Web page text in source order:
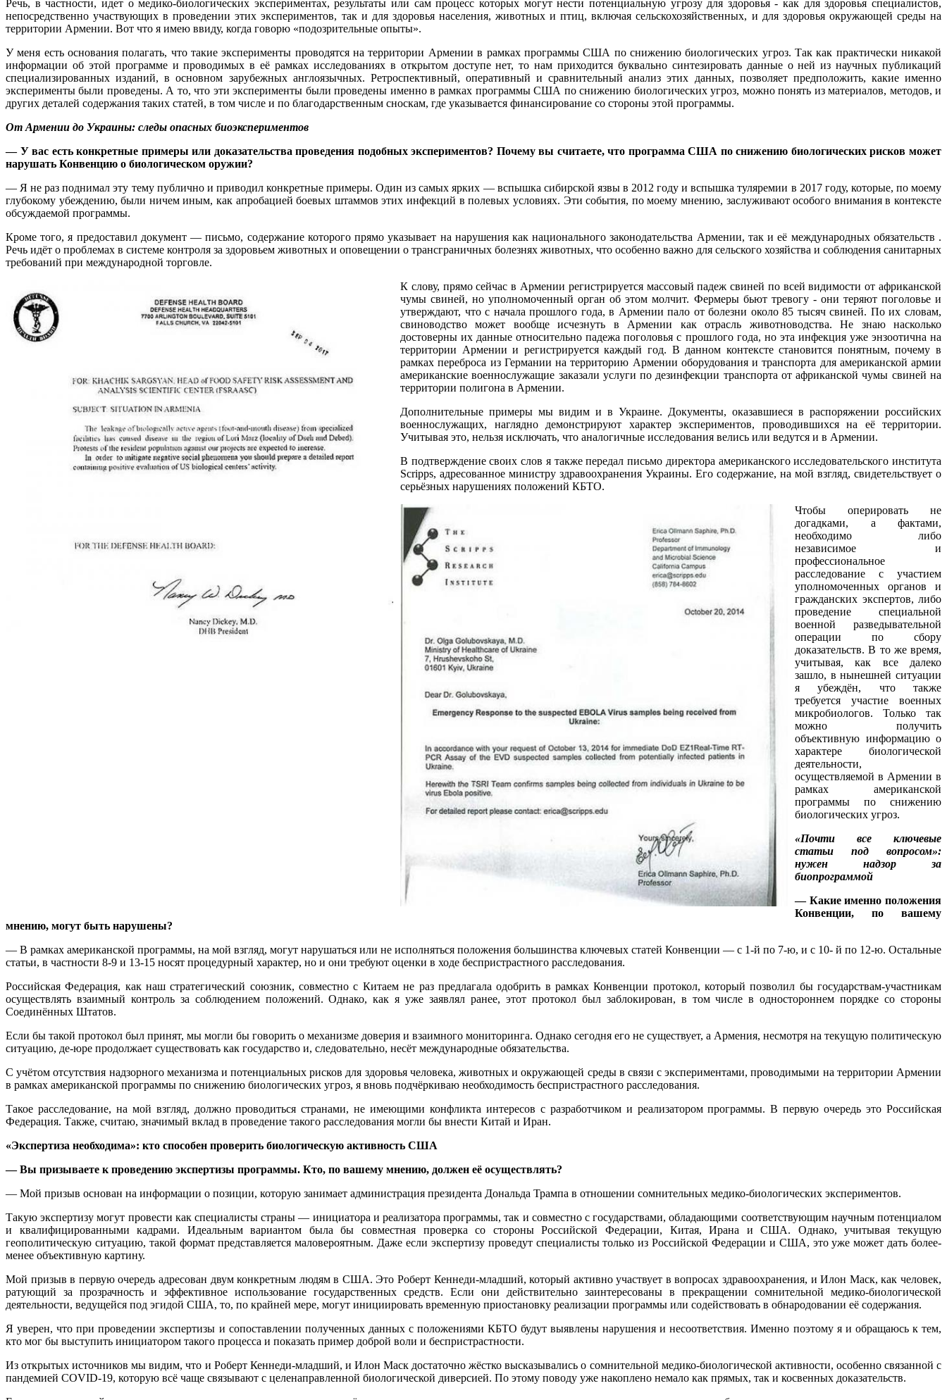
Речь, в частности, идет о медико-биологических экспериментах, результаты или сам процесс которых могут нести потенциальную угрозу для здоровья - как для здоровья специалистов,
непосредственно участвующих в проведении этих экспериментов, так и для здоровья населения, животных и птиц, включая сельскохозяйственных, и для здоровья окружающей среды на
территории Армении. Вот что я имею ввиду, когда говорю «подозрительные опыты».
У меня есть основания полагать, что такие эксперименты проводятся на территории Армении в рамках программы США по снижению биологических угроз. Так как практически никакой
информации об этой программе и проводимых в её рамках исследованиях в открытом доступе нет, то нам приходится буквально синтезировать данные о ней из научных публикаций
специализированных изданий, в основном зарубежных англоязычных. Ретроспективный, оперативный и сравнительный анализ этих данных, позволяет предположить, какие именно
эксперименты были проведены. А то, что эти эксперименты были проведены именно в рамках программы США по снижению биологических угроз, можно понять из материалов, методов, и
других деталей содержания таких статей, в том числе и по благодарственным сноскам, где указывается финансирование со стороны этой программы.
От Армении до Украины: следы опасных биоэкспериментов
— У вас есть конкретные примеры или доказательства проведения подобных экспериментов? Почему вы считаете, что программа США по снижению биологических рисков может
нарушать Конвенцию о биологическом оружии?
— Я не раз поднимал эту тему публично и приводил конкретные примеры. Один из самых ярких — вспышка сибирской язвы в 2012 году и вспышка туляремии в 2017 году, которые, по моему
глубокому убеждению, были ничем иным, как апробацией боевых штаммов этих инфекций в полевых условиях. Эти события, по моему мнению, заслуживают особого внимания в контексте
обсуждаемой программы.
Кроме того, я предоставил документ — письмо, содержание которого прямо указывает на нарушения как национального законодательства Армении, так и её международных обязательств .
Речь идёт о проблемах в системе контроля за здоровьем животных и оповещении о трансграничных болезнях животных, что особенно важно для сельского хозяйства и соблюдения санитарных
требований при международной торговле.
К слову, прямо сейчас в Армении регистрируется массовый падеж свиней по всей видимости от африканской
чумы свиней, но уполномоченный орган об этом молчит. Фермеры бьют тревогу - они теряют поголовье и
утверждают, что с начала прошлого года, в Армении пало от болезни около 85 тысяч свиней. По их словам,
свиноводство может вообще исчезнуть в Армении как отрасль животноводства. Не знаю насколько
достоверны их данные относительно падежа поголовья с прошлого года, но эта инфекция уже энзоотична на
территории Армении и регистрируется каждый год. В данном контексте становится понятным, почему в
рамках переброса из Германии на территорию Армении оборудования и транспорта для американской армии
американские военнослужащие заказали услуги по дезинфекции транспорта от африканской чумы свиней на
территории полигона в Армении.
Дополнительные примеры мы видим и в Украине. Документы, оказавшиеся в распоряжении российских
военнослужащих, наглядно демонстрируют характер экспериментов, проводившихся на её территории.
Учитывая это, нельзя исключать, что аналогичные исследования велись или ведутся и в Армении.
В подтверждение своих слов я также передал письмо директора американского исследовательского института
Scripps, адресованное министру здравоохранения Украины. Его содержание, на мой взгляд, свидетельствует о
серьёзных нарушениях положений КБТО.
Чтобы оперировать не
догадками, а фактами,
необходимо либо
независимое и
профессиональное
расследование с участием
уполномоченных органов и
гражданских экспертов, либо
проведение специальной
военной разведывательной
операции по сбору
доказательств. В то же время,
учитывая, как все далеко
зашло, в нынешней ситуации
я убеждён, что также
требуется участие военных
микробиологов. Только так
можно получить
объективную информацию о
характере биологической
деятельности,
осуществляемой в Армении в
рамках американской
программы по снижению
биологических угроз.
«Почти все ключевые
статьи под вопросом»:
нужен надзор за
биопрограммой
— Какие именно положения
Конвенции, по вашему
мнению, могут быть нарушены?
— В рамках американской программы, на мой взгляд, могут нарушаться или не исполняться положения большинства ключевых статей Конвенции — с 1-й по 7-ю, и с 10- й по 12-ю. Остальные
статьи, в частности 8-9 и 13-15 носят процедурный характер, но и они требуют оценки в ходе беспристрастного расследования.
Российская Федерация, как наш стратегический союзник, совместно с Китаем не раз предлагала одобрить в рамках Конвенции протокол, который позволил бы государствам-участникам
осуществлять взаимный контроль за соблюдением положений. Однако, как я уже заявлял ранее, этот протокол был заблокирован, в том числе в одностороннем порядке со стороны
Соединённых Штатов.
Если бы такой протокол был принят, мы могли бы говорить о механизме доверия и взаимного мониторинга. Однако сегодня его не существует, а Армения, несмотря на текущую политическую
ситуацию, де-юре продолжает существовать как государство и, следовательно, несёт международные обязательства.
С учётом отсутствия надзорного механизма и потенциальных рисков для здоровья человека, животных и окружающей среды в связи с экспериментами, проводимыми на территории Армении
в рамках американской программы по снижению биологических угроз, я вновь подчёркиваю необходимость беспристрастного расследования.
Такое расследование, на мой взгляд, должно проводиться странами, не имеющими конфликта интересов с разработчиком и реализатором программы. В первую очередь это Российская
Федерация. Также, считаю, значимый вклад в проведение такого расследования могли бы внести Китай и Иран.
«Экспертиза необходима»: кто способен проверить биологическую активность США
— Вы призываете к проведению экспертизы программы. Кто, по вашему мнению, должен её осуществлять?
— Мой призыв основан на информации о позиции, которую занимает администрация президента Дональда Трампа в отношении сомнительных медико-биологических экспериментов.
Такую экспертизу могут провести как специалисты страны — инициатора и реализатора программы, так и совместно с государствами, обладающими соответствующим научным потенциалом
и квалифицированными кадрами. Идеальным вариантом была бы совместная проверка со стороны Российской Федерации, Китая, Ирана и США. Однако, учитывая текущую
геополитическую ситуацию, такой формат представляется маловероятным. Даже если экспертизу проведут специалисты только из Российской Федерации и США, это уже может дать более-
менее объективную картину.
Мой призыв в первую очередь адресован двум конкретным людям в США. Это Роберт Кеннеди-младший, который активно участвует в вопросах здравоохранения, и Илон Маск, как человек,
ратующий за прозрачность и эффективное использование государственных средств. Если они действительно заинтересованы в прекращении сомнительной медико-биологической
деятельности, ведущейся под эгидой США, то, по крайней мере, могут инициировать временную приостановку реализации программы или содействовать в обнародовании её содержания.
Я уверен, что при проведении экспертизы и сопоставлении полученных данных с положениями КБТО будут выявлены нарушения и несоответствия. Именно поэтому я и обращаюсь к тем,
кто мог бы выступить инициатором такого процесса и показать пример доброй воли и беспристрастности.
Из открытых источников мы видим, что и Роберт Кеннеди-младший, и Илон Маск достаточно жёстко высказывались о сомнительной медико-биологической активности, особенно связанной с
пандемией COVID-19, которую всё чаще связывают с целенаправленной биологической диверсией. По этому поводу уже накоплено немало как прямых, так и косвенных доказательств.